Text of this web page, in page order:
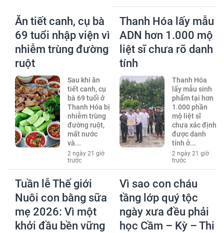
Ăn tiết canh, cụ bà
69 tuổi nhập viện vì
nhiễm trùng đường
ruột
Sau khi ăn
tiết canh, cụ
bà 69 tuổi ở
Thanh Hóa bị
nhiễm trùng
đường ruột,
mất nước
và...
2 ngày 21 giờ
trước
Thanh Hóa lấy mẫu
ADN hơn 1.000 mộ
liệt sĩ chưa rõ danh
tính
Thanh Hóa
lấy mẫu sinh
phẩm tại hơn
1.000 phần
mộ liệt sĩ
chưa xác định
được danh
tính ở...
2 ngày 21 giờ
trước
Tuần lễ Thế giới
Nuôi con bằng sữa
mẹ 2026: Vì một
khởi đầu bền vững
Vì sao con cháu
tầng lớp quý tộc
ngày xưa đều phải
học Cầm – Kỳ – Thi